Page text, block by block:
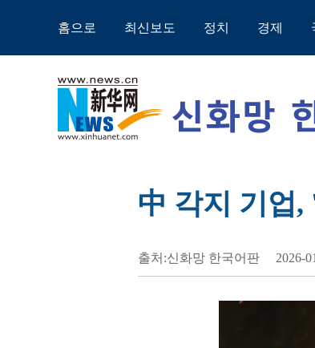
홈으로 최신보도 정치 경제
中 각지 기업
출처:신화망 한국어판 2026-